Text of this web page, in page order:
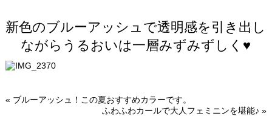
新色のブルーアッシュで透明感を引き出し
ながらうるおいは一層みずみずしく♥
« ブルーアッシュ！この夏おすすめカラーです。
ふわふわカールで大人フェミニンを堪能♪ »